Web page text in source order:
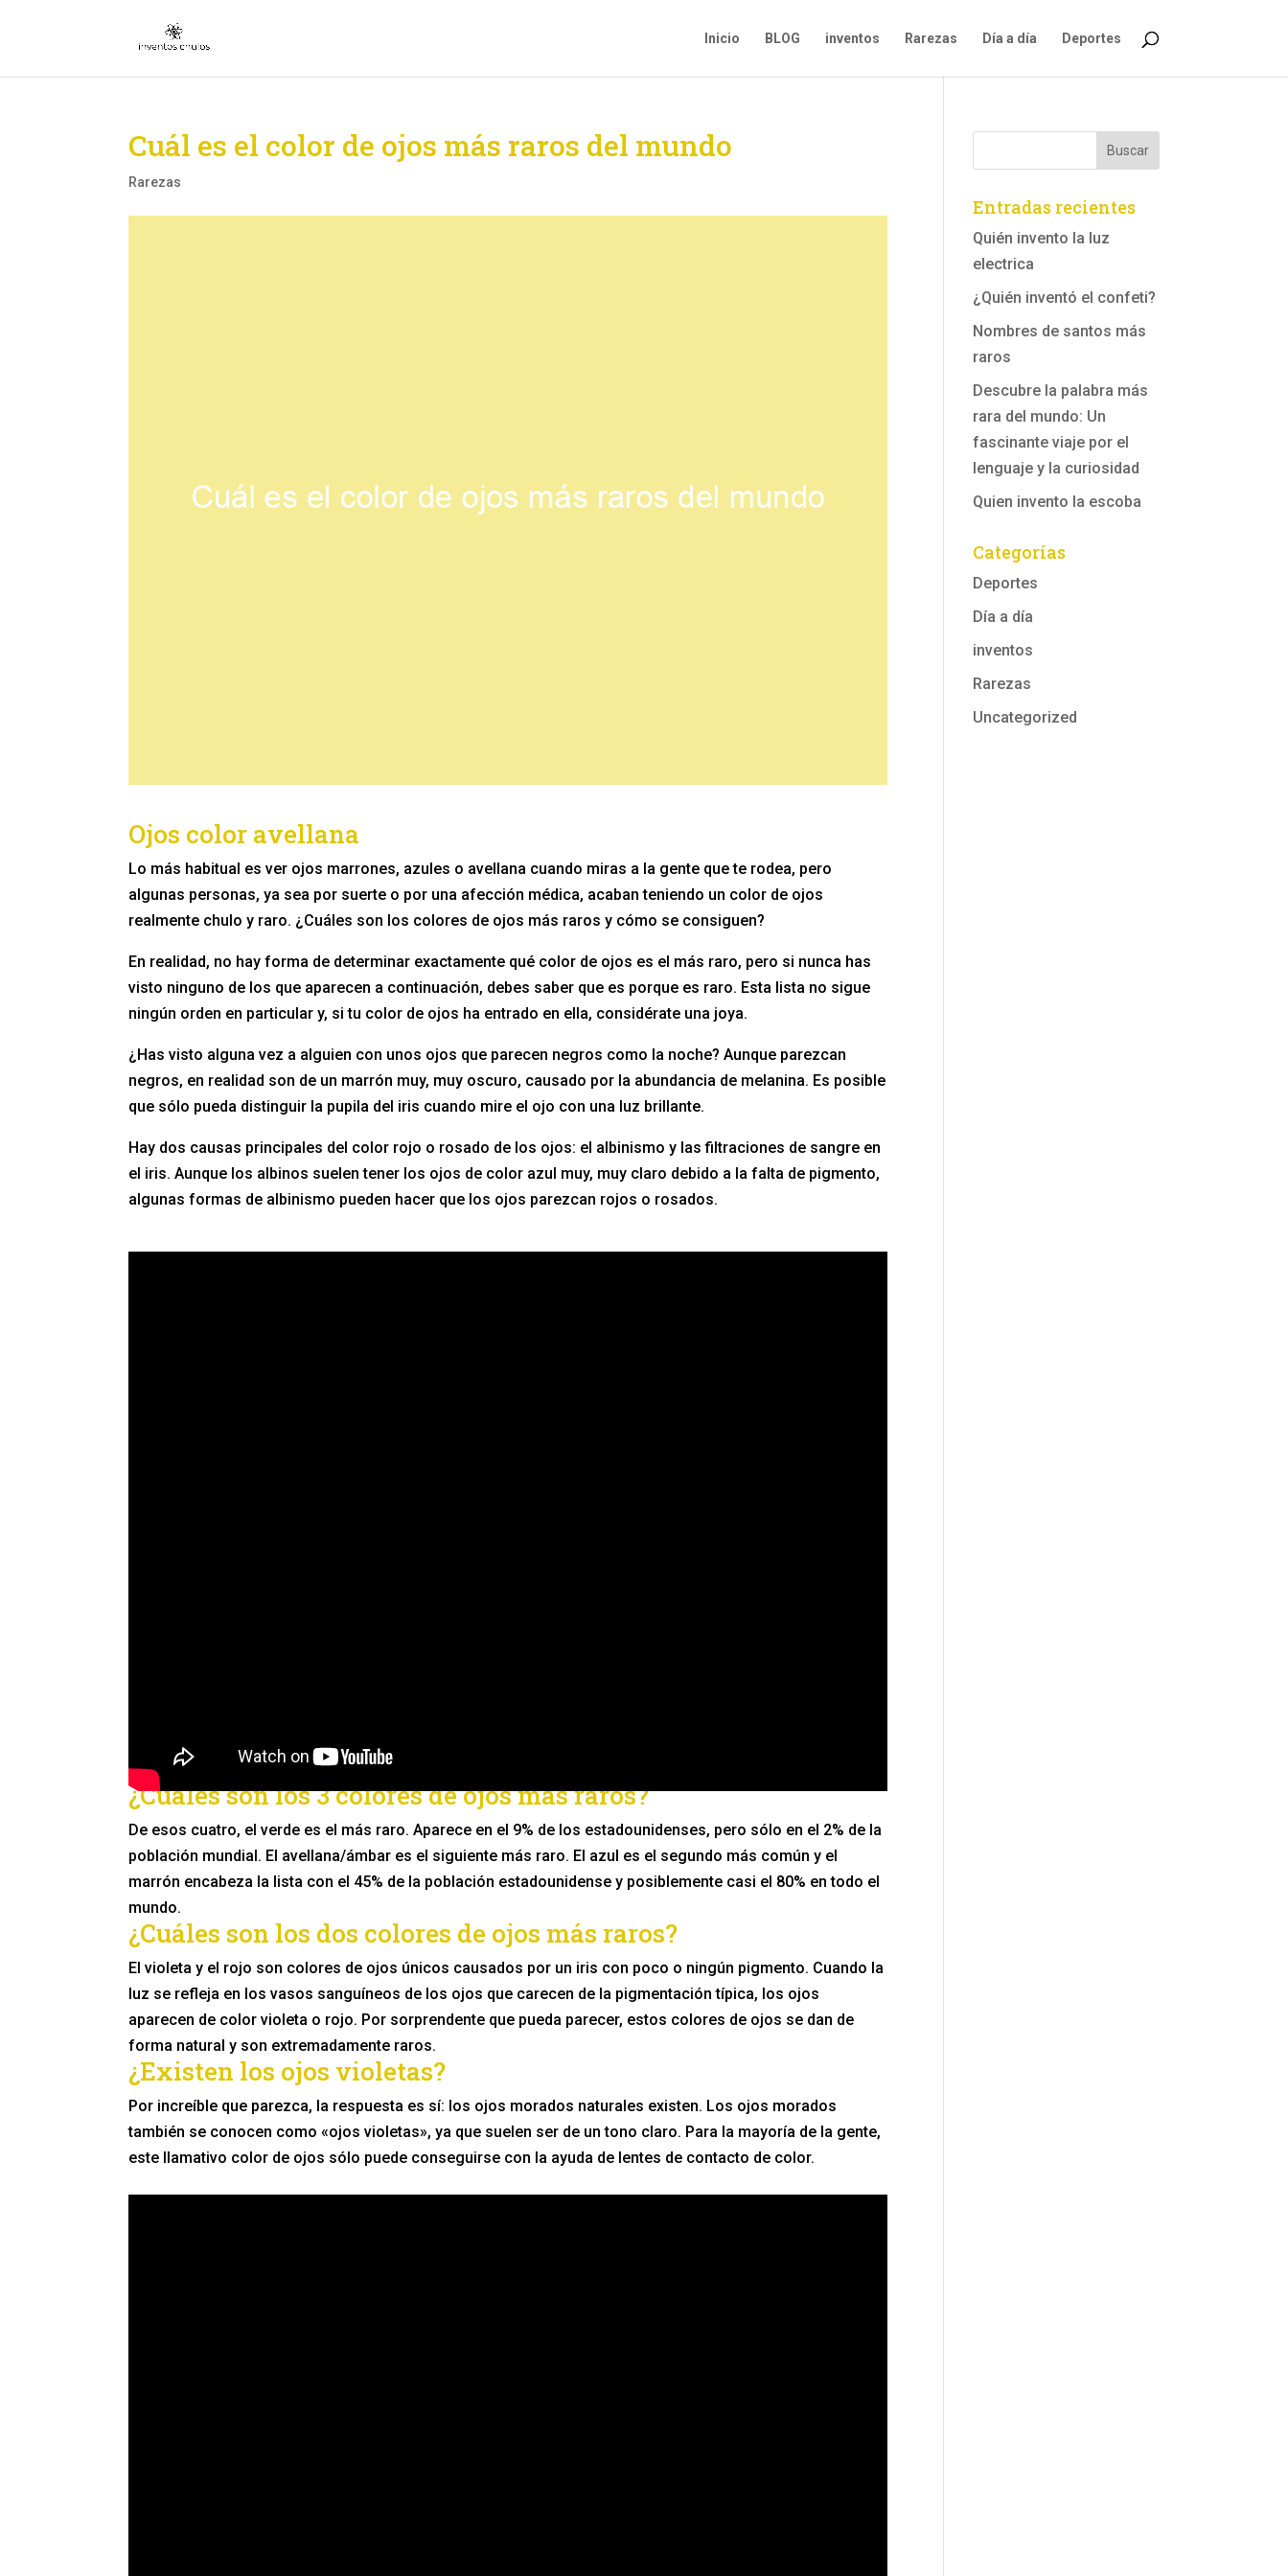
Inicio BLOG inventos Rarezas Día a día Deportes
Cuál es el color de ojos más raros del mundo
Rarezas
Ojos color avellana
Lo más habitual es ver ojos marrones, azules o avellana cuando miras a la gente que te rodea, pero
algunas personas, ya sea por suerte o por una afección médica, acaban teniendo un color de ojos
realmente chulo y raro. ¿Cuáles son los colores de ojos más raros y cómo se consiguen?
En realidad, no hay forma de determinar exactamente qué color de ojos es el más raro, pero si nunca has
visto ninguno de los que aparecen a continuación, debes saber que es porque es raro. Esta lista no sigue
ningún orden en particular y, si tu color de ojos ha entrado en ella, considérate una joya.
¿Has visto alguna vez a alguien con unos ojos que parecen negros como la noche? Aunque parezcan
negros, en realidad son de un marrón muy, muy oscuro, causado por la abundancia de melanina. Es posible
que sólo pueda distinguir la pupila del iris cuando mire el ojo con una luz brillante.
Hay dos causas principales del color rojo o rosado de los ojos: el albinismo y las filtraciones de sangre en
el iris. Aunque los albinos suelen tener los ojos de color azul muy, muy claro debido a la falta de pigmento,
algunas formas de albinismo pueden hacer que los ojos parezcan rojos o rosados.
¿Cuáles son los 3 colores de ojos más raros?
De esos cuatro, el verde es el más raro. Aparece en el 9% de los estadounidenses, pero sólo en el 2% de la
población mundial. El avellana/ámbar es el siguiente más raro. El azul es el segundo más común y el
marrón encabeza la lista con el 45% de la población estadounidense y posiblemente casi el 80% en todo el
mundo.
¿Cuáles son los dos colores de ojos más raros?
El violeta y el rojo son colores de ojos únicos causados por un iris con poco o ningún pigmento. Cuando la
luz se refleja en los vasos sanguíneos de los ojos que carecen de la pigmentación típica, los ojos
aparecen de color violeta o rojo. Por sorprendente que pueda parecer, estos colores de ojos se dan de
forma natural y son extremadamente raros.
¿Existen los ojos violetas?
Por increíble que parezca, la respuesta es sí: los ojos morados naturales existen. Los ojos morados
también se conocen como «ojos violetas», ya que suelen ser de un tono claro. Para la mayoría de la gente,
este llamativo color de ojos sólo puede conseguirse con la ayuda de lentes de contacto de color.
Entradas recientes
Quién invento la luz
electrica
¿Quién inventó el confeti?
Nombres de santos más
raros
Descubre la palabra más
rara del mundo: Un
fascinante viaje por el
lenguaje y la curiosidad
Quien invento la escoba
Categorías
Deportes
Día a día
inventos
Rarezas
Uncategorized